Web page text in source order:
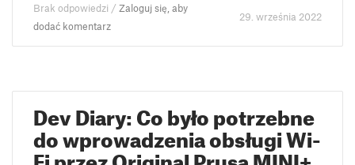
Brak odpowiedzi /Zaloguj się, aby
dodać komentarz
29. września 2022
Dev Diary: Co było potrzebne
do wprowadzenia obsługi Wi-
Fi przez Original Prusa MINI+